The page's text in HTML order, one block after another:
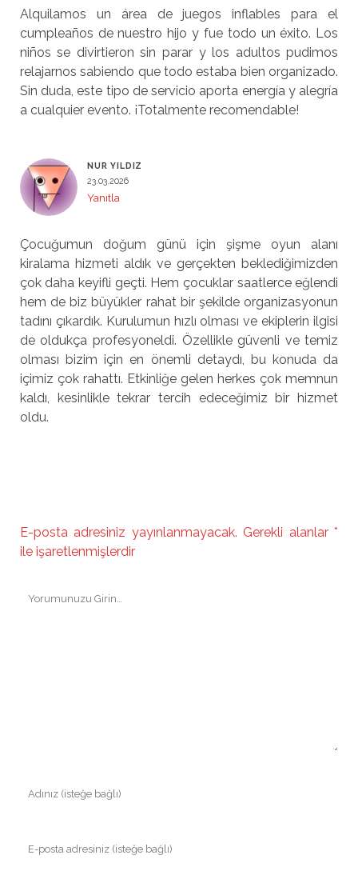
Alquilamos un área de juegos inflables para el
cumpleaños de nuestro hijo y fue todo un éxito. Los
niños se divirtieron sin parar y los adultos pudimos
relajarnos sabiendo que todo estaba bien organizado.
Sin duda, este tipo de servicio aporta energía y alegría
a cualquier evento. ¡Totalmente recomendable!
NUR YILDIZ
23.03.2026
Yanıtla
Çocuğumun doğum günü için şişme oyun alanı
kiralama hizmeti aldık ve gerçekten beklediğimizden
çok daha keyifli geçti. Hem çocuklar saatlerce eğlendi
hem de biz büyükler rahat bir şekilde organizasyonun
tadını çıkardık. Kurulumun hızlı olması ve ekiplerin ilgisi
de oldukça profesyoneldi. Özellikle güvenli ve temiz
olması bizim için en önemli detaydı, bu konuda da
içimiz çok rahattı. Etkinliğe gelen herkes çok memnun
kaldı, kesinlikle tekrar tercih edeceğimiz bir hizmet
oldu.
E-posta adresiniz yayınlanmayacak. Gerekli alanlar*
ile işaretlenmişlerdir
posta